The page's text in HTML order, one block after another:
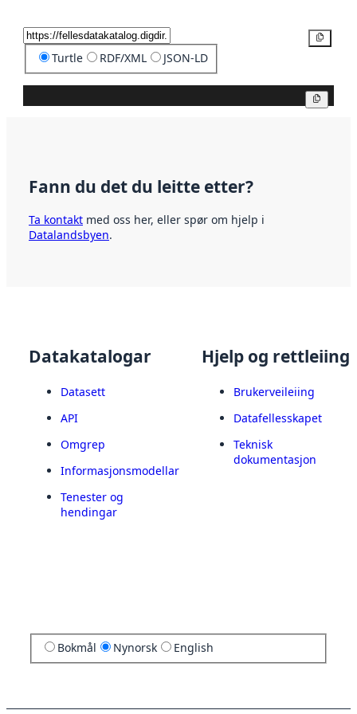
Turtle RDF/XML JSON-LD
Fann du det du leitte etter?
Ta kontakt med oss her, eller spør om hjelp i
Datalandsbyen.
Datakatalogar
Datasett
API
Omgrep
Informasjonsmodellar
Tenester og
hendingar
Hjelp og rettleiing
Brukerveileiing
Datafellesskapet
Teknisk
dokumentasjon
Bokmål Nynorsk English